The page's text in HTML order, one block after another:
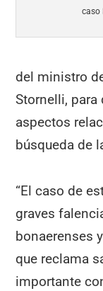
caso
del ministro
Stornelli,
aspectos
búsqueda de
“El caso de
graves
bonaerenses
que reclama
importante